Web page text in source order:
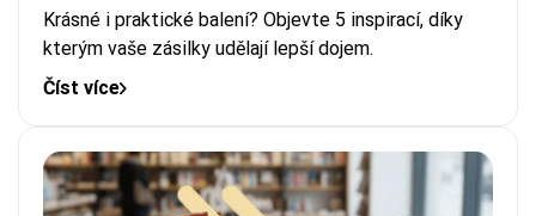
Krásné i praktické balení? Objevte 5 inspirací, díky
kterým vaše zásilky udělají lepší dojem.
Číst více